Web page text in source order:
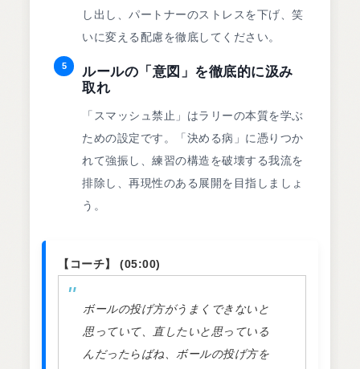
し出し、パートナーのストレスを下げ、笑
いに変える配慮を徹底してください。
5
ルールの「意図」を徹底的に汲み
取れ
「スマッシュ禁止」はラリーの本質を学ぶ
ための設定です。「決める病」に憑りつか
れて強振し、練習の構造を破壊する我流を
排除し、再現性のある展開を目指しましょ
う。
【コーチ】 (05:00)
ボールの投げ方がうまくできないと
思っていて、直したいと思っている
んだったらばね、ボールの投げ方を